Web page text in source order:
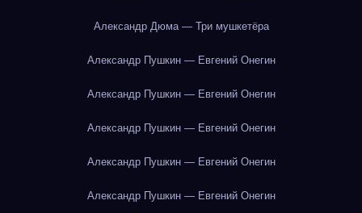
Александр Дюма — Три мушкетёра
Александр Пушкин — Евгений Онегин
Александр Пушкин — Евгений Онегин
Александр Пушкин — Евгений Онегин
Александр Пушкин — Евгений Онегин
Александр Пушкин — Евгений Онегин